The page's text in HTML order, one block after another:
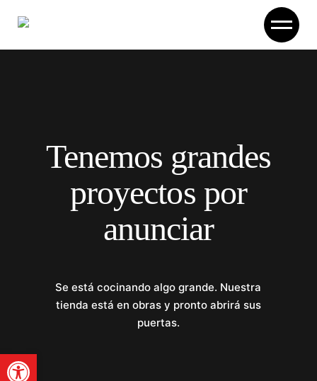
Tenemos grandes
proyectos por
anunciar
Se está cocinando algo grande. Nuestra
tienda está en obras y pronto abrirá sus
puertas.
Abrir barra de